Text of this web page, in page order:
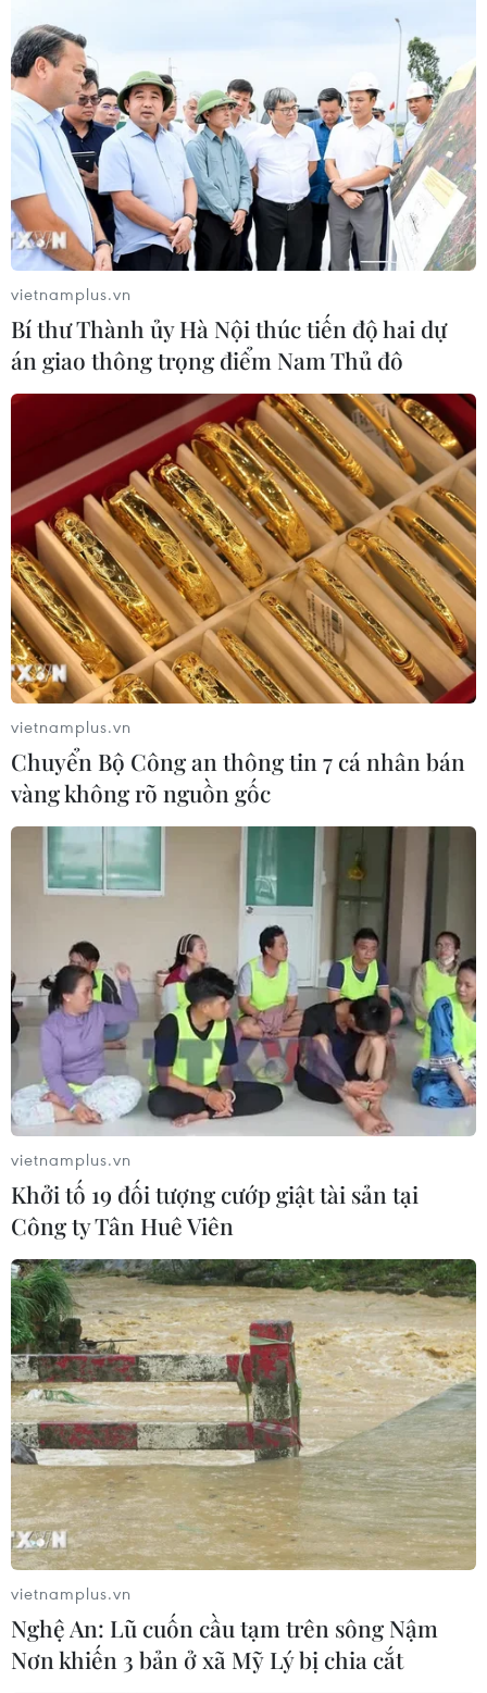
vietnamplus.vn
Bí thư Thành ủy Hà Nội thúc tiến độ hai dự
án giao thông trọng điểm Nam Thủ đô
vietnamplus.vn
Chuyển Bộ Công an thông tin 7 cá nhân bán
vàng không rõ nguồn gốc
vietnamplus.vn
Khởi tố 19 đối tượng cướp giật tài sản tại
Công ty Tân Huê Viên
vietnamplus.vn
Nghệ An: Lũ cuốn cầu tạm trên sông Nậm
Nơn khiến 3 bản ở xã Mỹ Lý bị chia cắt